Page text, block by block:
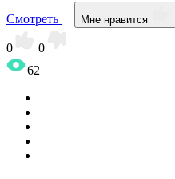
Смотреть Мне нравится
0
0
62